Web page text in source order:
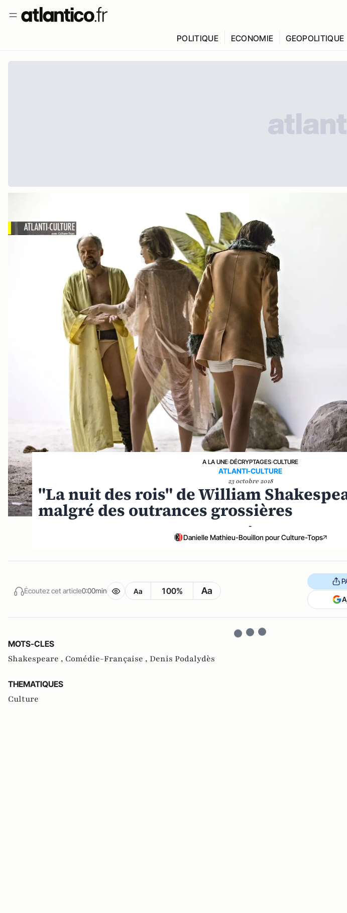
POLITIQUE ECONOMIE GEOPOLITIQUE
A LA UNE›DÉCRYPTAGES›CULTURE
ATLANTI-CULTURE
23 octobre 2018
"La nuit des rois" de William
malgré des outrances grossières
-
Danielle Mathieu-Bouillon pour Culture-Tops
Écoutez cet article0:00min Aa 100% Aa
MOTS-CLES
Shakespeare , Comédie-Française , Denis Podalydès
THEMATIQUES
Culture